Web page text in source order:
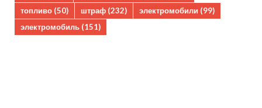
топливо (50) штраф (232) электромобили (99)
электромобиль (151)